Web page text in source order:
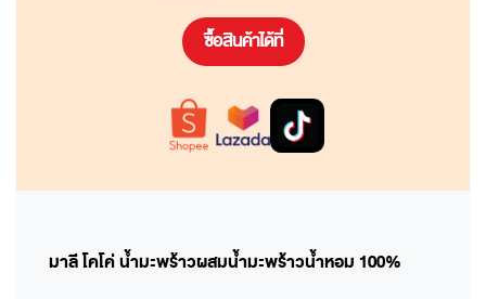
ซื้อสินค้าได้ที่
มาลี โคโค่ น้ำมะพร้าวผสมน้ำมะพร้าวน้ำหอม 100%